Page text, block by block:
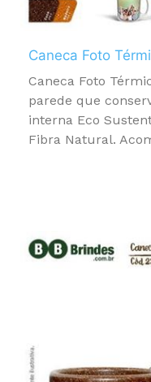
Caneca Foto
Caneca Foto
parede que
interna Eco
Fibra Natural.